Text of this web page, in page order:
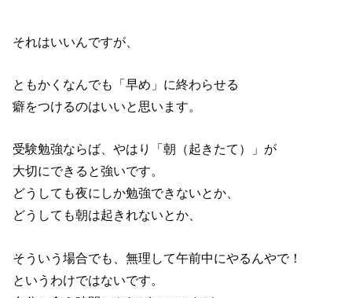
それはいいんですが、
ともかくなんでも「早め」に終わらせる
癖をつけるのはいいと思います。
受験勉強ならば、やはり「朝（起きたて）」が
大切にできると強いです。
どうしても夜にしか勉強できないとか、
どうしても朝は起きれないとか、
そういう場合でも、無理して午前中にやるんやで！
というわけではないです。